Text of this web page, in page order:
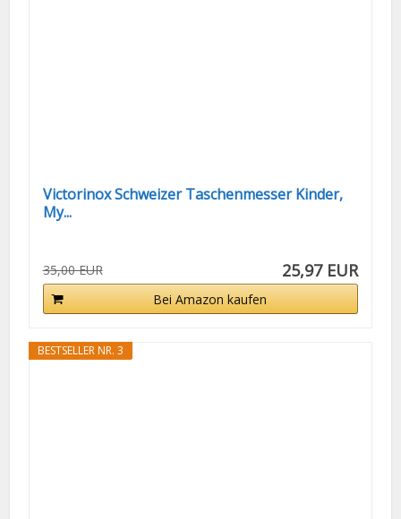
Victorinox Schweizer Taschenmesser Kinder,
My...
35,00 EUR 25,97 EUR
Bei Amazon kaufen
BESTSELLER NR. 3